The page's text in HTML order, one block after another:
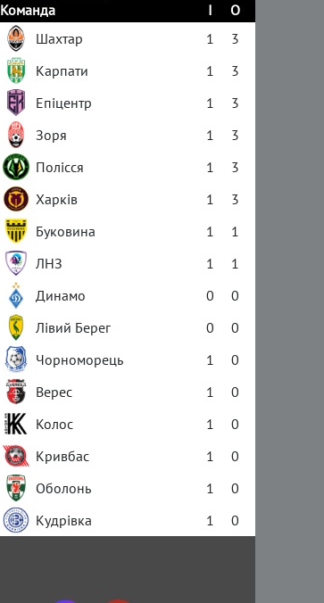
Команда І
О
Шахтар 1
3
Карпати 1
3
Епіцентр 1
3
Зоря 1
3
Полісся 1
3
Харків 1
3
Буковина 1
1
ЛНЗ 1
1
Динамо 0
0
Лівий Берег 0
0
Чорноморець 1
0
Верес 1
0
Колос 1
0
Кривбас 1
0
Оболонь 1
0
Кудрівка 1 0